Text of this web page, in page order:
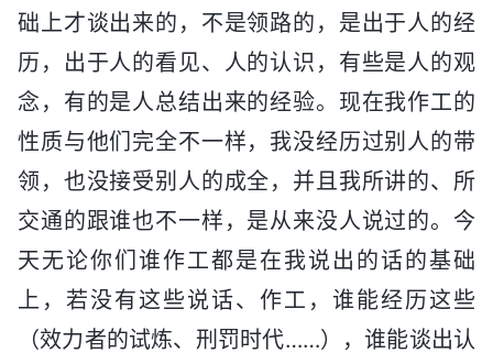
础上才谈出来的，不是领路的，是出于人的经
历，出于人的看见、人的认识，有些是人的观
念，有的是人总结出来的经验。现在我作工的
性质与他们完全不一样，我没经历过别人的带
领，也没接受别人的成全，并且我所讲的、所
交通的跟谁也不一样，是从来没人说过的。今
天无论你们谁作工都是在我说出的话的基础
上，若没有这些说话、作工，谁能经历这些
（效力者的试炼、刑罚时代……），谁能谈出认